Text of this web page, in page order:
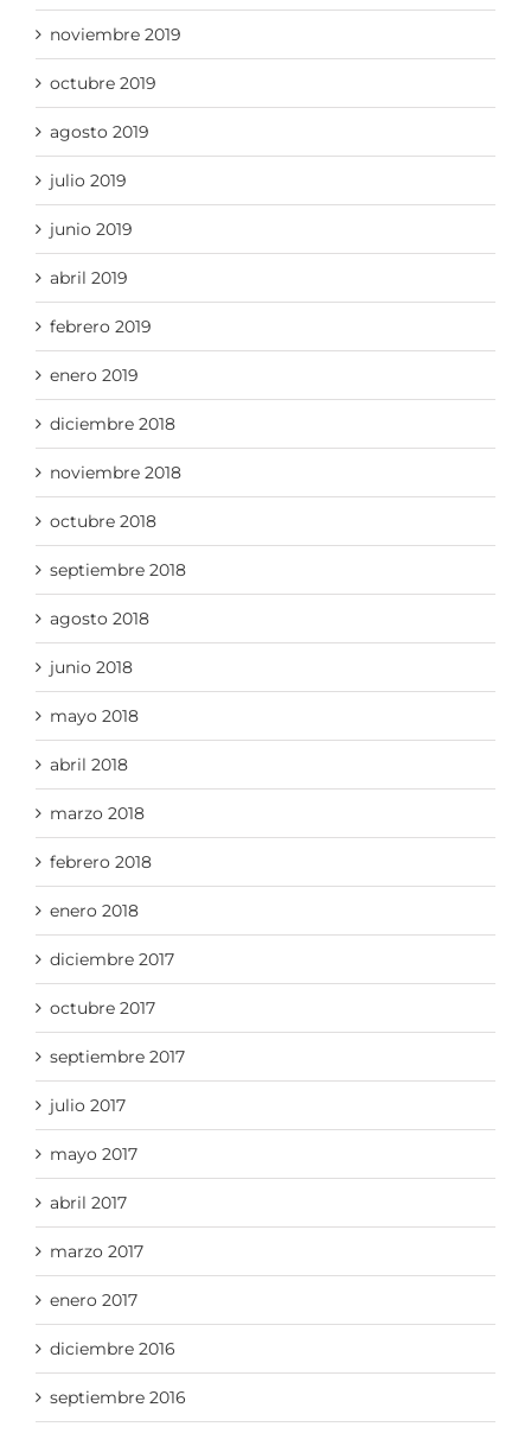
noviembre 2019
octubre 2019
agosto 2019
julio 2019
junio 2019
abril 2019
febrero 2019
enero 2019
diciembre 2018
noviembre 2018
octubre 2018
septiembre 2018
agosto 2018
junio 2018
mayo 2018
abril 2018
marzo 2018
febrero 2018
enero 2018
diciembre 2017
octubre 2017
septiembre 2017
julio 2017
mayo 2017
abril 2017
marzo 2017
enero 2017
diciembre 2016
septiembre 2016